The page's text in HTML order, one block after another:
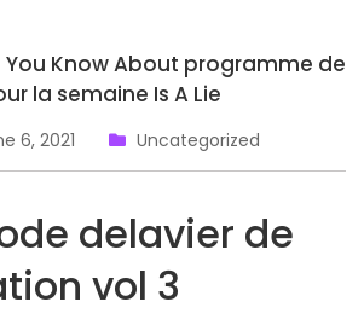
You Know About programme de
la semaine Is A Lie
6, 2021 Uncategorized
delavier de
vol 3